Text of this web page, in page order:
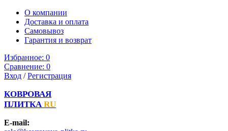
О компании
Доставка и оплата
Самовывоз
Гарантия и возврат
Избранное: 0
Сравнение: 0
Вход /Регистрация
КОВРОВАЯ
ПЛИТКА RU
E-mail: